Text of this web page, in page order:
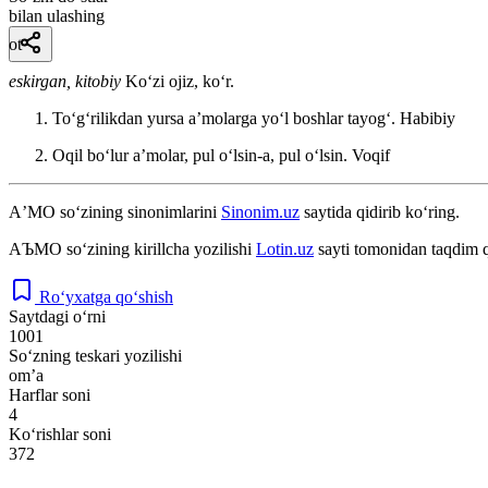
bilan ulashing
ot
eskirgan, kitobiy Koʻzi ojiz, koʻr.
Toʻgʻrilikdan yursa aʼmolarga yoʻl boshlar tayogʻ. Habibiy
Oqil boʻlur aʼmolar, pul oʻlsin-a, pul oʻlsin. Voqif
AʼMO so‘zining sinonimlarini Sinonim.uz saytida qidirib ko‘ring.
АЪМО so‘zining kirillcha yozilishi Lotin.uz sayti tomonidan taqdim
Ro‘yxatga qo‘shish
Saytdagi o‘rni
1001
So‘zning teskari yozilishi
omʼa
Harflar soni
4
Ko‘rishlar soni
372